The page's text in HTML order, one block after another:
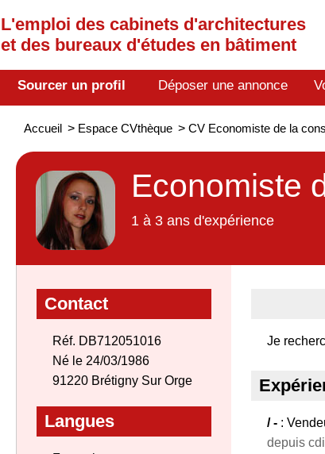
L'emploi des cabinets d'architectures
et des bureaux d'études en bâtiment
Sourcer un profil Déposer une annonce
Accueil > Espace CVthèque > CV Economiste de la
Economiste
1 à 3 ans d'expérience
Contact
Réf. DB712051016
Né le 24/03/1986
91220 Brétigny Sur Orge
Langues
Je
/ - :
depuis